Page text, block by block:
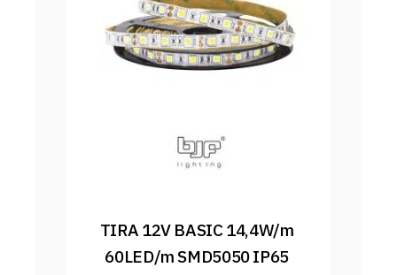
TIRA 12V BASIC 14,4W/m
60LED/m SMD5050 IP65